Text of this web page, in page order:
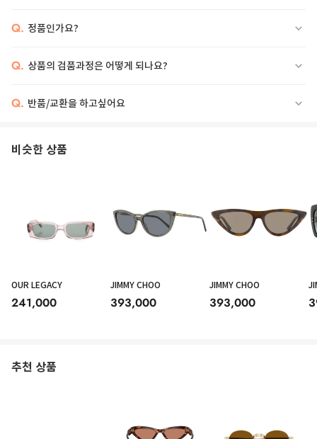
Q. 정품인가요?
Q. 상품의 검품과정은 어떻게 되나요?
Q. 반품/교환을 하고싶어요
비슷한 상품
OUR LEGACY
241,000
JIMMY CHOO
393,000
JIMMY CHOO
393,000
추천 상품